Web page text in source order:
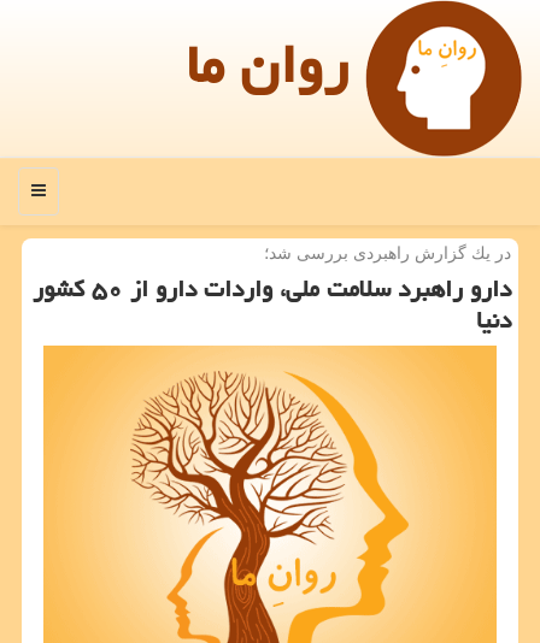
روان ما
منو
در یك گزارش راهبردی بررسی شد؛
دارو راهبرد سلامت ملی، واردات دارو از ۵۰ كشور
دنیا